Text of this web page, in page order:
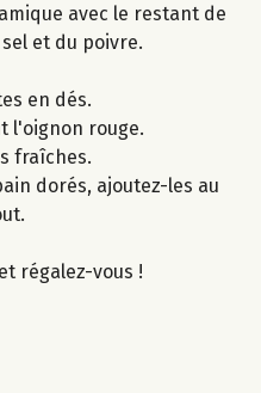
avec le restant de
et du poivre.
en dés.
l'oignon rouge.
fraîches.
dorés, ajoutez-les au
régalez-vous !